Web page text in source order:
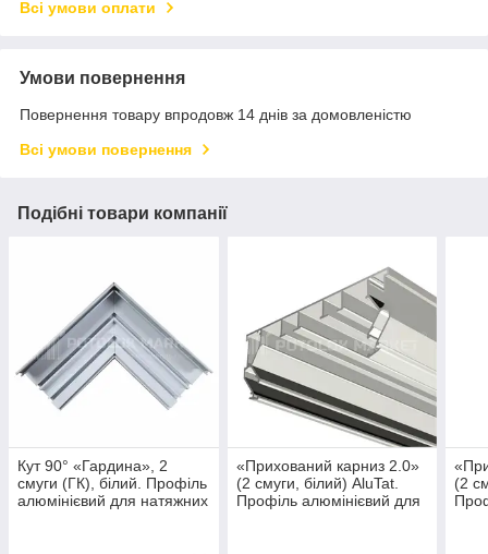
Всі умови оплати
Умови повернення
Повернення товару впродовж 14 днів за домовленістю
Всі умови повернення
Подібні товари компанії
Кут 90° «Гардина», 2
смуги (ГК), білий. Профіль
алюмінієвий для натяжних
«Прихований карниз 2.0»
(2 смуги, білий) AluTat.
Профіль алюмінієвий для
(2